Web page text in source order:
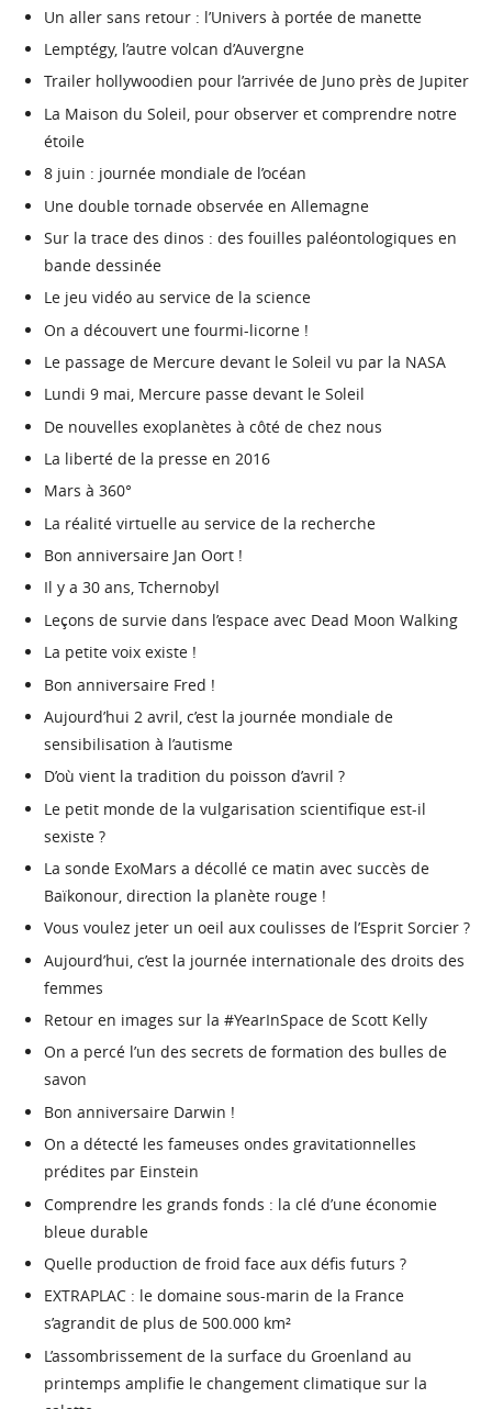
Un aller sans retour : l’Univers à portée de manette
Lemptégy, l’autre volcan d’Auvergne
Trailer hollywoodien pour l’arrivée de Juno près de Jupiter
La Maison du Soleil, pour observer et comprendre notre
étoile
8 juin : journée mondiale de l’océan
Une double tornade observée en Allemagne
Sur la trace des dinos : des fouilles paléontologiques en
bande dessinée
Le jeu vidéo au service de la science
On a découvert une fourmi-licorne !
Le passage de Mercure devant le Soleil vu par la NASA
Lundi 9 mai, Mercure passe devant le Soleil
De nouvelles exoplanètes à côté de chez nous
La liberté de la presse en 2016
Mars à 360°
La réalité virtuelle au service de la recherche
Bon anniversaire Jan Oort !
Il y a 30 ans, Tchernobyl
Leçons de survie dans l’espace avec Dead Moon Walking
La petite voix existe !
Bon anniversaire Fred !
Aujourd’hui 2 avril, c’est la journée mondiale de
sensibilisation à l’autisme
D’où vient la tradition du poisson d’avril ?
Le petit monde de la vulgarisation scientifique est-il
sexiste ?
La sonde ExoMars a décollé ce matin avec succès de
Baïkonour, direction la planète rouge !
Vous voulez jeter un oeil aux coulisses de l’Esprit Sorcier ?
Aujourd’hui, c’est la journée internationale des droits des
femmes
Retour en images sur la #YearInSpace de Scott Kelly
On a percé l’un des secrets de formation des bulles de
savon
Bon anniversaire Darwin !
On a détecté les fameuses ondes gravitationnelles
prédites par Einstein
Comprendre les grands fonds : la clé d’une économie
bleue durable
Quelle production de froid face aux défis futurs ?
EXTRAPLAC : le domaine sous-marin de la France
s’agrandit de plus de 500.000 km²
L’assombrissement de la surface du Groenland au
printemps amplifie le changement climatique sur la